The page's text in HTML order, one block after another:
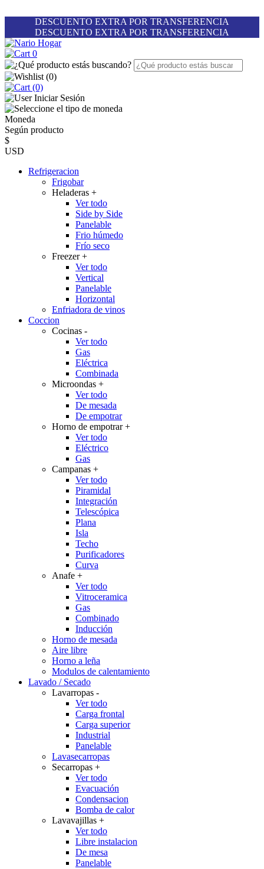
DESCUENTO EXTRA POR TRANSFERENCIA
DESCUENTO EXTRA POR TRANSFERENCIA
0
(0)
(0)
Iniciar Sesión
Moneda
Según producto
$
USD
Refrigeracion
Frigobar
Heladeras +
Ver todo
Side by Side
Panelable
Frio húmedo
Frío seco
Freezer+
Ver todo
Vertical
Panelable
Horizontal
Enfriadora de vinos
Coccion
Cocinas -
Ver todo
Gas
Eléctrica
Combinada
Microondas +
Ver todo
De mesada
De empotrar
Horno de empotrar+
Ver todo
Eléctrico
Gas
Campanas +
Ver todo
Piramidal
Integración
Telescópica
Plana
Isla
Techo
Purificadores
Curva
Anafe +
Ver todo
Vitroceramica
Gas
Combinado
Inducción
Horno de mesada
Aire libre
Horno a leña
Modulos de calentamiento
Lavado / Secado
Lavarropas -
Ver todo
Carga frontal
Carga superior
Industrial
Panelable
Lavasecarropas
Secarropas +
Ver todo
Evacuación
Condensacion
Bomba de calor
Lavavajillas +
Ver todo
Libre instalacion
De mesa
Panelable